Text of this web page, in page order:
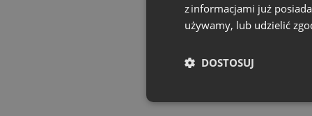
z informacjami już
używamy, lub udzielić
DOSTOSUJ